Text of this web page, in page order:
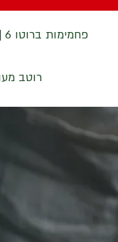
פחמימות ברוטו 6 | פחמימות נטו 6 | שומן 0 | חלבון 12 | יחס קיטו 0
רוטב